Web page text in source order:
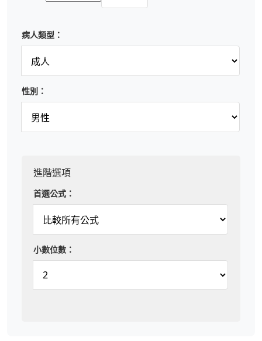
病人類型：
性別：
進階選項
首選公式：
小數位數：